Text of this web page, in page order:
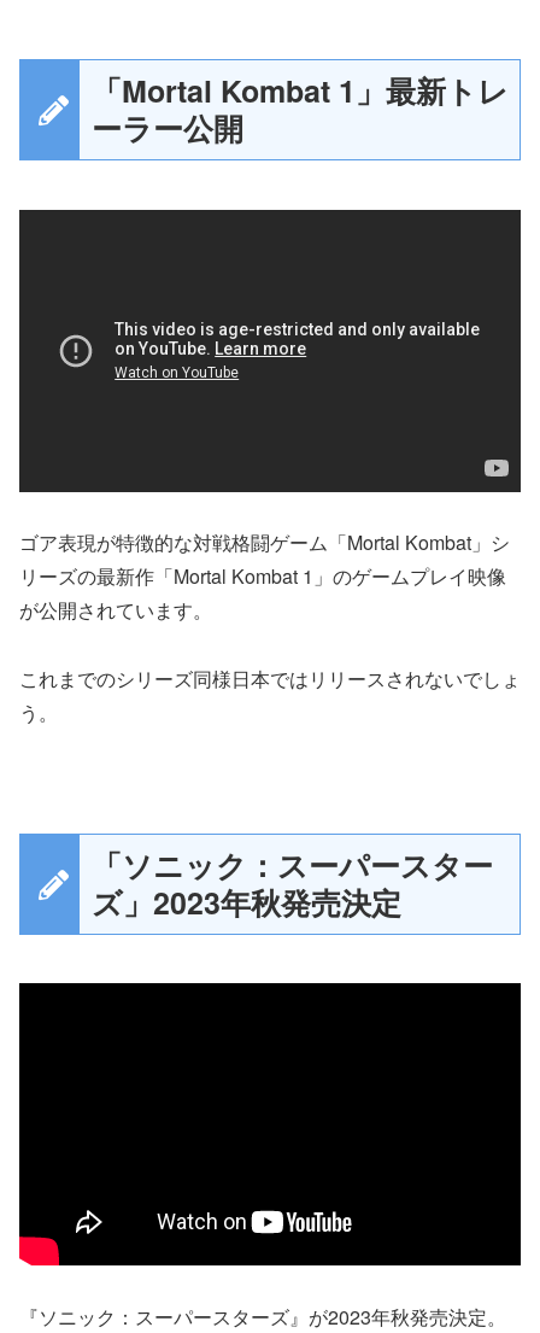
「Mortal Kombat 1」最新トレ
ーラー公開
ゴア表現が特徴的な対戦格闘ゲーム「Mortal Kombat」シ
リーズの最新作「Mortal Kombat 1」のゲームプレイ映像
が公開されています。
これまでのシリーズ同様日本ではリリースされないでしょ
う。
「ソニック：スーパースター
ズ」2023年秋発売決定
『ソニック：スーパースターズ』が2023年秋発売決定。